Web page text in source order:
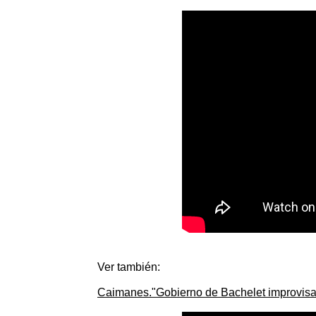
Ver también:
Caimanes."Gobierno de Bachelet